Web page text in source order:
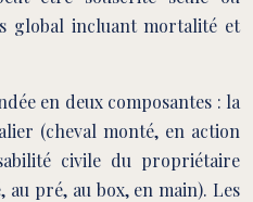
global incluant mortalité et
en deux composantes : la
(cheval monté, en action
civile du propriétaire
au pré, au box, en main). Les